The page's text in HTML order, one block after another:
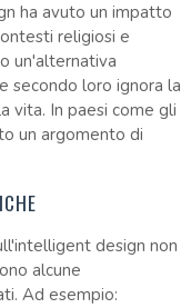
ha avuto un impatto
religiosi e
un'alternativa
secondo loro ignora la
vita. In paesi come gli
un argomento di
design non
alcune
Ad esempio: